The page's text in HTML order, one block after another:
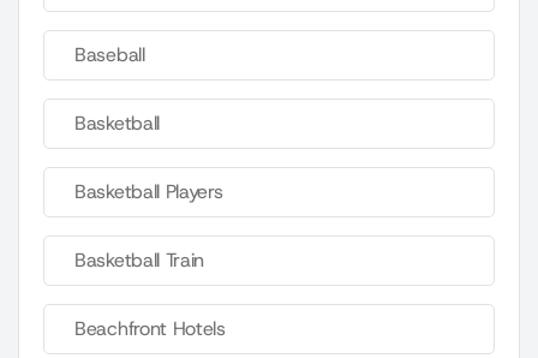
Baseball
Basketball
Basketball Players
Basketball Train
Beachfront Hotels